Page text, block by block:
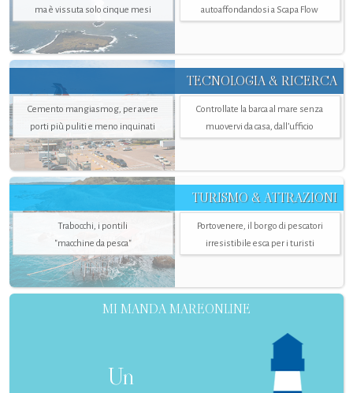
ma è vissuta solo cinque mesi
autoaffondandosi a Scapa Flow
TECNOLOGIA & RICERCA
Cemento mangiasmog, per avere
porti più puliti e meno inquinati
Controllate la barca al mare senza
muovervi da casa, dall’ufficio
TURISMO & ATTRAZIONI
Trabocchi, i pontili
"macchine da pesca"
Portovenere, il borgo di pescatori
irresistibile esca per i turisti
MI MANDA MAREONLINE
Un